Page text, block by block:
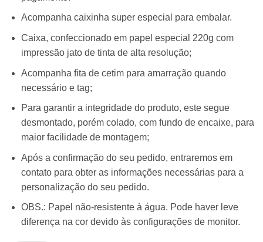
Acompanha caixinha super especial para embalar.
Caixa, confeccionado em papel especial 220g com
impressão jato de tinta de alta resolução;
Acompanha fita de cetim para amarração quando
necessário e tag;
Para garantir a integridade do produto, este segue
desmontado, porém colado, com fundo de encaixe, para
maior facilidade de montagem;
Após a confirmação do seu pedido, entraremos em
contato para obter as informações necessárias para a
personalização do seu pedido.
OBS.: Papel não-resistente à água. Pode haver leve
diferença na cor devido às configurações de monitor.